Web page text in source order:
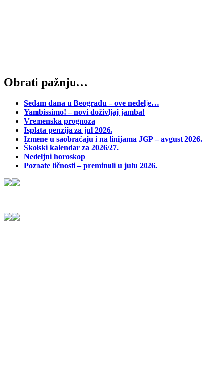
Obrati pažnju…
Sedam dana u Beogradu – ove nedelje…
Yambissimo! – novi doživljaj jamba!
Vremenska prognoza
Isplata penzija za jul 2026.
Izmene u saobraćaju i na linijama JGP – avgust 2026.
Školski kalendar za 2026/27.
Nedeljni horoskop
Poznate ličnosti – preminuli u julu 2026.